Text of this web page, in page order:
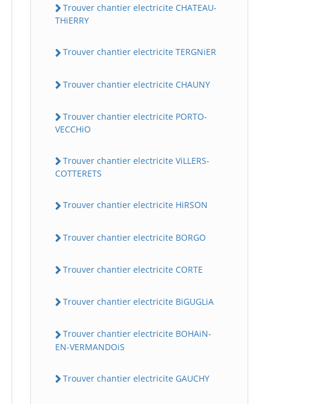
Trouver chantier electricite CHATEAU-
THiERRY
Trouver chantier electricite TERGNiER
Trouver chantier electricite CHAUNY
Trouver chantier electricite PORTO-
VECCHiO
Trouver chantier electricite ViLLERS-
COTTERETS
Trouver chantier electricite HiRSON
Trouver chantier electricite BORGO
Trouver chantier electricite CORTE
Trouver chantier electricite BiGUGLiA
Trouver chantier electricite BOHAiN-
EN-VERMANDOiS
Trouver chantier electricite GAUCHY